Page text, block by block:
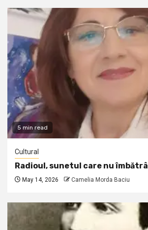
5 min read
Cultural
Radioul, sunetul care nu
May 14, 2026 Camelia Morda Baciu